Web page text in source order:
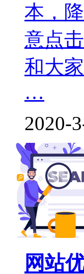
本，
意点
和大
…
2020-
网站